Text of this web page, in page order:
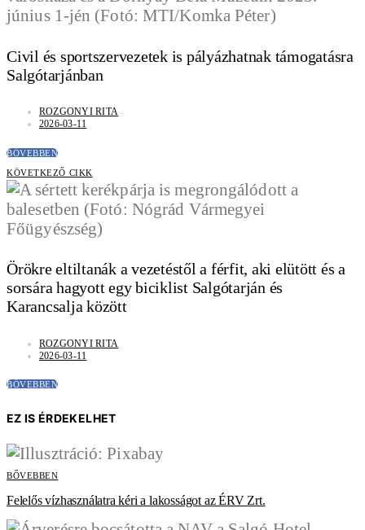
Civil és sportszervezetek is pályázhatnak támogatásra
Salgótarjánban
ROZGONYI RITA
2026-03-11
BŐVEBBEN
KÖVETKEZŐ CIKK
Örökre eltiltanák a vezetéstől a férfit, aki elütött és a
sorsára hagyott egy biciklist Salgótarján és
Karancsalja között
ROZGONYI RITA
2026-03-11
BŐVEBBEN
EZ IS ÉRDEKELHET
BŐVEBBEN
Felelős vízhasználatra kéri a lakosságot az ÉRV Zrt.